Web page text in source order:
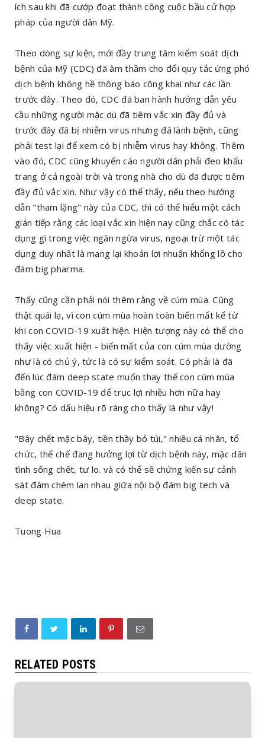
ích sau khi đã cướp đoạt thành công cuộc bầu cử hợp
pháp của người dân Mỹ.
Theo dòng sự kiện, mới đầy trung tâm kiểm soát dịch
bệnh của Mỹ (CDC) đã âm thầm cho đổi quy tắc ứng phó
dịch bệnh không hề thông báo công khai như các lần
trước đây. Theo đó, CDC đã ban hành hướng dẫn yêu
cầu những người mặc dù đã tiêm vắc xin đầy đủ và
trước đây đã bị nhiễm virus nhưng đã lành bệnh, cũng
phải test lại để xem có bị nhiễm virus hay không. Thêm
vào đó, CDC cũng khuyến cáo người dân phải đeo khẩu
trang ở cả ngoài trời và trong nhà cho dù đã được tiêm
đầy đủ vắc xin. Như vậy có thể thấy, nếu theo hướng
dẫn "tham lặng" này của CDC, thì có thể hiểu một cách
gián tiếp rằng các loại vắc xin hiện nay cũng chắc có tác
dụng gì trong việc ngăn ngừa virus, ngoại trừ một tác
dụng duy nhất là mang lại khoản lợi nhuận khổng lồ cho
đám big pharma.
Thấy cũng cần phải nói thêm rằng về cúm mùa. Cũng
thật quái lạ, vì con cúm mùa hoàn toàn biến mất kể từ
khi con COVID-19 xuất hiện. Hiện tượng này có thể cho
thấy việc xuất hiện - biến mất của con cúm mùa dường
như là có chủ ý, tức là có sự kiểm soát. Có phải là đã
đến lúc đám deep state muốn thay thế con cúm mùa
bằng con COVID-19 để trục lợi nhiều hơn nữa hay
không? Có dấu hiệu rõ ràng cho thấy là như vậy!
"Bây chết mặc bây, tiền thầy bỏ túi," nhiều cá nhân, tổ
chức, thể chế đang hưởng lợi từ dịch bệnh này, mặc dân
tình sống chết, tư lo. và có thể sẽ chứng kiến sự cảnh
sát đâm chém lan nhau giữa nội bộ đám big tech và
deep state.
Tuong Hua
RELATED POSTS